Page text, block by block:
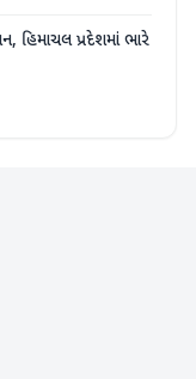
હિમાચલ પ્રદેશમાં ભારે